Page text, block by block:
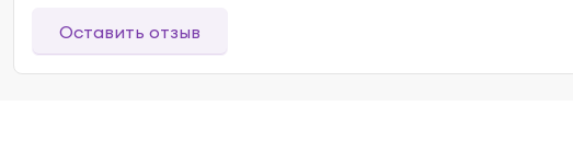
Оставить отзыв